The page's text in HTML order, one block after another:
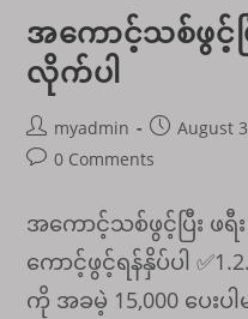
ပ်
စ်
20%
အကောင့်သစ်ဖွင့်ပ
လိုက်ပါ
Post
author:
myadmin
Post
published:
August
Post0 Comments
အကောင့်သစ်ဖွင့်ပြီး ဖရီ
ကောင့်ဖွင့်ရန်နှိပ်ပါ
ကို အခမဲ့ 15,000 ပေးပ